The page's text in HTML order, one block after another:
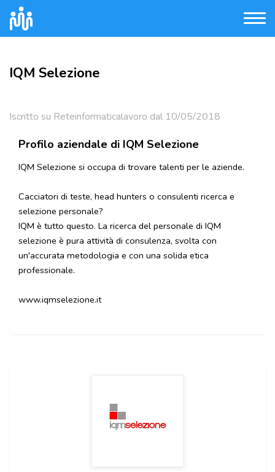
IQM Selezione
Iscritto su Reteinformaticalavoro dal 10/05/2018
Profilo aziendale di IQM Selezione
IQM Selezione si occupa di trovare talenti per le aziende.
Cacciatori di teste, head hunters o consulenti ricerca e
selezione personale?
IQM è tutto questo. La ricerca del personale di IQM
selezione è pura attività di consulenza, svolta con
un'accurata metodologia e con una solida etica
professionale.
www.iqmselezione.it